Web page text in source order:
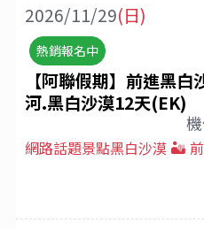
2026/11/29(日)
熱銷報名中
【阿聯假期】前進黑
河.黑白沙漠12天(EK)
網路話題景點黑白沙漠 🏜️